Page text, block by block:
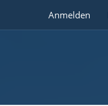
Anmelden